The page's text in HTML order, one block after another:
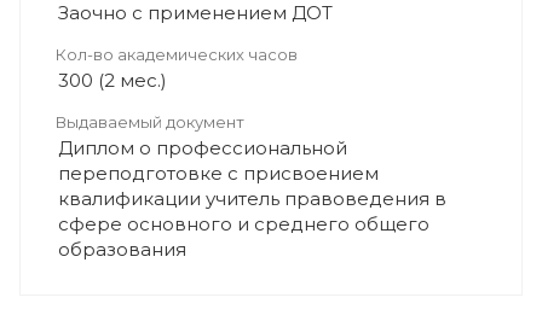
Заочно с применением ДОТ
Кол-во академических часов
300 (2 мес.)
Выдаваемый документ
Диплом о профессиональной
переподготовке с присвоением
квалификации учитель правоведения в
сфере основного и среднего общего
образования